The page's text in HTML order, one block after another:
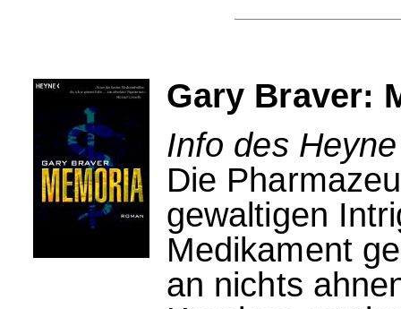
Gary Braver:
Info des
Die
gewaltigen
Medikament
an nichts